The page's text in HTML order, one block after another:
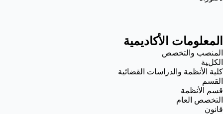
المعلومات الأكاديمية
المنصب والتخصص
الكلية
كلية الأنظمة والدراسات القضائية
القسم
قسم الأنظمة
التخصص العام
قانون